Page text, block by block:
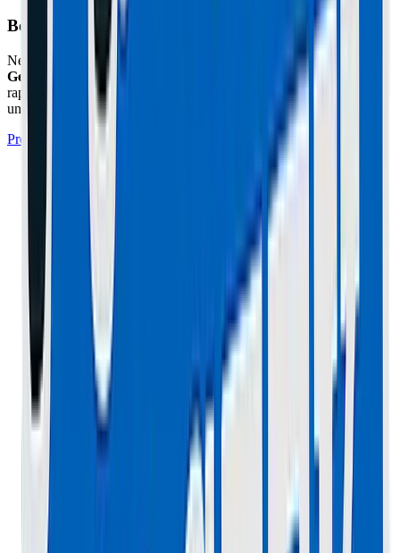
Besoin d'un expert à Cannes ou Le Cannet ?
Ne prenez pas de risques avec votre matériel. L'atelier
Geek
situé à Cannes (06) prend en charge cette réparation
rapidement avec un diagnostic professionnel, des pièces certifiées et
une garantie de 1 an.
Prendre Rendez-vous à l'Atelier